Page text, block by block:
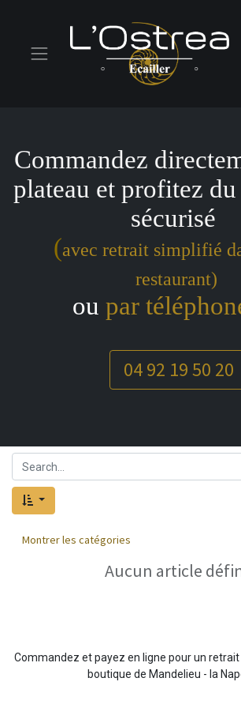
Commandez
plateau et profitez
sécurisé
(avec retrait simplifié
restaurant)
ou par
04 92 19 50 20
Montrer les catégories
Aucun article
Commandez et payez en ligne pour un
boutique de Mandelieu - la